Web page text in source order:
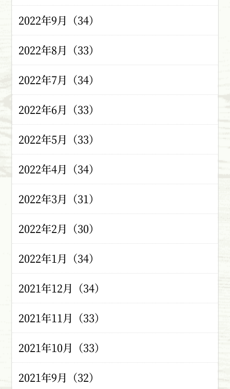
2022年9月（34）
2022年8月（33）
2022年7月（34）
2022年6月（33）
2022年5月（33）
2022年4月（34）
2022年3月（31）
2022年2月（30）
2022年1月（34）
2021年12月（34）
2021年11月（33）
2021年10月（33）
2021年9月（32）